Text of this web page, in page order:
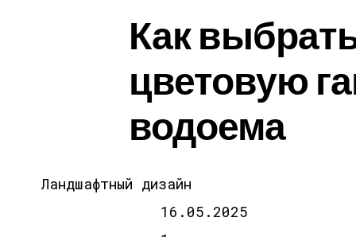
Как
цветовую
водоема
Ландшафтный дизайн
16.05.2025